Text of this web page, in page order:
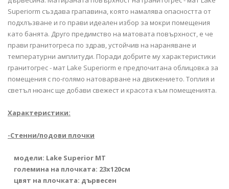
Superiorm създава грапавина, която намалява опасността от
подхлъзване и го прави идеален избор за мокри помещения
като банята. Друго предимство на матовата повърхност, е че
прави гранитогреса по здрав, устойчив на нараняване и
температурни амплитуди. Поради добрите му характеристики
гранитогрес - мат Lake Superiorm е предпочитана облицовка за
помещения с по-голямо натоварване на движението. Топлия и
светъл нюанс ще добави свежест и красота към помещенията.
Характеристики:
-Стенни/подови плочки
модели: Lake Superior MT
големина на плочката: 23x120см
цвят на плочката: дървесен